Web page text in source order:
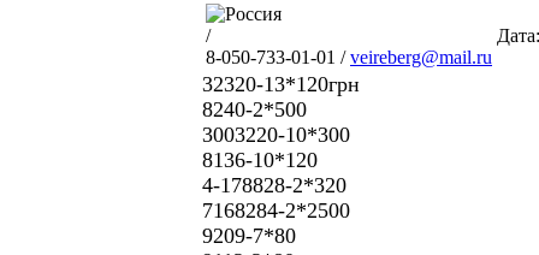
/
8-050-733-01-01 /veireberg@mail.ru
32320-13*120грн
8240-2*500
3003220-10*300
8136-10*120
4-178828-2*320
7168284-2*2500
9209-7*80